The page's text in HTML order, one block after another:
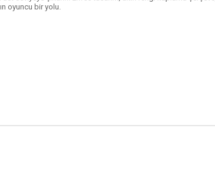
oyuncu bir yolu.